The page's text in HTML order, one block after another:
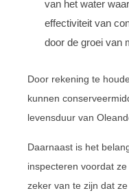
van het water
effectiviteit van
door de groei van
Door rekening te
kunnen
levensduur van
Daarnaast is het
inspecteren voordat
zeker van te zijn dat